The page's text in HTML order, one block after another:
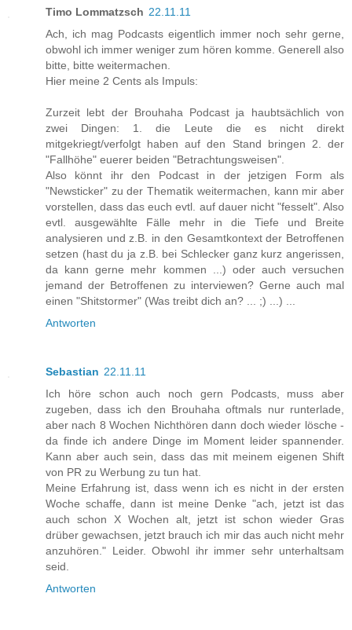
Timo Lommatzsch 22.11.11
Ach, ich mag Podcasts eigentlich immer noch sehr gerne,
obwohl ich immer weniger zum hören komme. Generell also
bitte, bitte weitermachen.
Hier meine 2 Cents als Impuls:
Zurzeit lebt der Brouhaha Podcast ja haubtsächlich von
zwei Dingen: 1. die Leute die es nicht direkt
mitgekriegt/verfolgt haben auf den Stand bringen 2. der
"Fallhöhe" euerer beiden "Betrachtungsweisen".
Also könnt ihr den Podcast in der jetzigen Form als
"Newsticker" zu der Thematik weitermachen, kann mir aber
vorstellen, dass das euch evtl. auf dauer nicht "fesselt". Also
evtl. ausgewählte Fälle mehr in die Tiefe und Breite
analysieren und z.B. in den Gesamtkontext der Betroffenen
setzen (hast du ja z.B. bei Schlecker ganz kurz angerissen,
da kann gerne mehr kommen ...) oder auch versuchen
jemand der Betroffenen zu interviewen? Gerne auch mal
einen "Shitstormer" (Was treibt dich an? ... ;) ...) ...
Antworten
Sebastian 22.11.11
Ich höre schon auch noch gern Podcasts, muss aber
zugeben, dass ich den Brouhaha oftmals nur runterlade,
aber nach 8 Wochen Nichthören dann doch wieder lösche -
da finde ich andere Dinge im Moment leider spannender.
Kann aber auch sein, dass das mit meinem eigenen Shift
von PR zu Werbung zu tun hat.
Meine Erfahrung ist, dass wenn ich es nicht in der ersten
Woche schaffe, dann ist meine Denke "ach, jetzt ist das
auch schon X Wochen alt, jetzt ist schon wieder Gras
drüber gewachsen, jetzt brauch ich mir das auch nicht mehr
anzuhören." Leider. Obwohl ihr immer sehr unterhaltsam
seid.
Antworten